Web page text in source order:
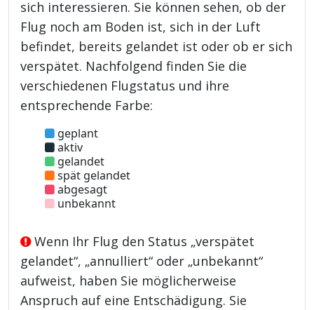
sich interessieren. Sie können sehen, ob der
Flug noch am Boden ist, sich in der Luft
befindet, bereits gelandet ist oder ob er sich
verspätet. Nachfolgend finden Sie die
verschiedenen Flugstatus und ihre
entsprechende Farbe:
geplant
aktiv
gelandet
spät gelandet
abgesagt
unbekannt
Wenn Ihr Flug den Status „verspätet
gelandet“, „annulliert“ oder „unbekannt“
aufweist, haben Sie möglicherweise
Anspruch auf eine Entschädigung. Sie